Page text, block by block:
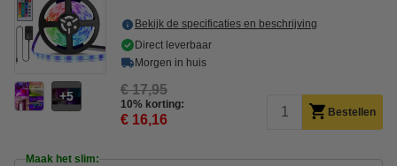
5
Bekijk de specificaties en beschrijving
Direct leverbaar
Morgen in huis
€ 17,95
10% korting:
€ 16,16 Bestellen
Maak het slim: